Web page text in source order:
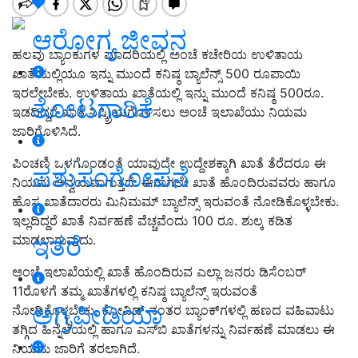
ಆರೋಗ್ಯ ಜೀವನ
ತೋಟಗಾರಿಕೆ
ಪಶುಸಂಗೋಪನೆ
ಇತರೆ
ಅಗ್ರಿಪೀಡಿಯಾ
ಹಲವು ಬ್ಯಾಂಕುಗಳ ಮಾದರಿಯಲ್ಲಿ ಅಂಚೆ ಕಚೇರಿಯ ಉಳಿತಾಯ
ಖಾತೆಯಲ್ಲಿಯೂ ಇನ್ನು ಮುಂದೆ ಕನಿಷ್ಠ ಬ್ಯಾಲೆನ್ಸ್‌ 500 ರೂಪಾಯಿ
ಇರಲೇಬೇಕು. ಉಳಿತಾಯ ಖಾತೆಯಲ್ಲಿ ಇನ್ನು ಮುಂದೆ ಕನಿಷ್ಠ 500ರೂ.
ಇಡದಿದ್ದರೆ ಖಾತೆ ನಿಷ್ಕ್ರಿಯಗೊಳಿಸಲು ಅಂಚೆ ಇಲಾಖೆಯು ನಿಯಮ
ಜಾರಿಗೊಳಿಸಿದೆ.
ಪಿಂಚಣಿ ಒಳಗೊಂಡಂತೆ ಯಾವುದೇ ಉದ್ದೇಶಕ್ಕಾಗಿ ಖಾತೆ ತೆರೆದರೂ ಈ
ನಿಯಮ ಅನ್ವಯವಾಗುತ್ತದೆ. ಈಗಾಗಲೇ ಖಾತೆ ಹೊಂದಿರುವವರು ಹಾಗೂ
ಹೊಸ ಖಾತೆದಾರರು ಮಿನಿಮಮ್‌ ಬ್ಯಾಲೆನ್ಸ್‌ ಇರುವಂತೆ ನೋಡಿಕೊಳ್ಳಬೇಕು.
ಇಲ್ಲದಿದ್ದರೆ ಖಾತೆ ನಿರ್ವಹಣೆ ವೆಚ್ಚವೆಂದು 100 ರೂ. ಶುಲ್ಕ ಕಡಿತ
ಮಾಡಲಾಗುವುದು.
ಅಂಚೆ ಇಲಾಖೆಯಲ್ಲಿ ಖಾತೆ ಹೊಂದಿರುವ ಎಲ್ಲಾ ಜನರು ಡಿಸೆಂಬರ್
11ರೊಳಗೆ ತಮ್ಮ ಖಾತೆಗಳಲ್ಲಿ ಕನಿಷ್ಠ ಬ್ಯಾಲೆನ್ಸ್ ಇರುವಂತೆ
ನೋಡಿಕೊಳ್ಳಬೇಕು. ಕೋವಿಡ್‌ ನಂತರ ಬ್ಯಾಂಕ್‌ಗಳಲ್ಲಿ ಹಣದ ವಹಿವಾಟು
ತಗ್ಗಿದ ಹಿನ್ನೆಲೆಯಲ್ಲಿ ಹಾಗೂ ಎಸ್‌ಬಿ ಖಾತೆಗಳನ್ನು ನಿರ್ವಹಣೆ ಮಾಡಲು ಈ
ನಿಯಮ ಜಾರಿಗೆ ತರಲಾಗಿದೆ.